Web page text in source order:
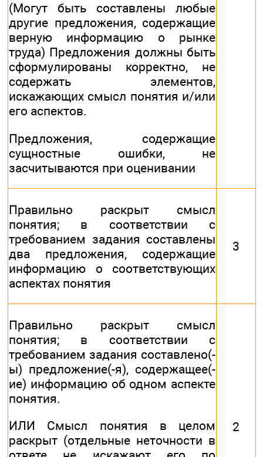
(Могут быть составлены любые
другие предложения, содержащие
верную информацию о рынке
труда) Предложения должны быть
сформулированы корректно, не
содержать элементов,
искажающих смысл понятия и/или
его аспектов.
Предложения, содержащие
сущностные ошибки, не
засчитываются при оценивании
Правильно раскрыт смысл
понятия; в соответствии с
требованием задания составлены
два предложения, содержащие
информацию о соответствующих
аспектах понятия
3
Правильно раскрыт смысл
понятия; в соответствии с
требованием задания составлено(-
ы) предложение(-я), содержащее(-
ие) информацию об одном аспекте
понятия.
ИЛИ Смысл понятия в целом
раскрыт (отдельные неточности в
2